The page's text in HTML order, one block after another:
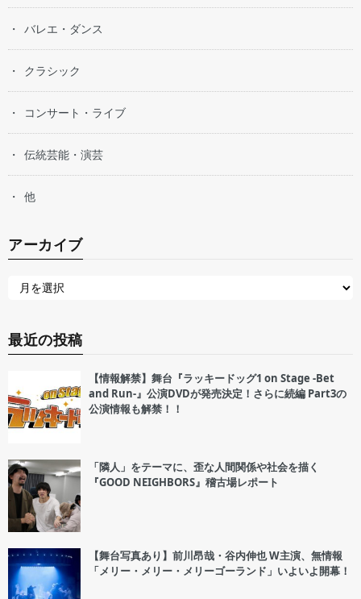
バレエ・ダンス
クラシック
コンサート・ライブ
伝統芸能・演芸
他
アーカイブ
最近の投稿
【情報解禁】舞台『ラッキードッグ1 on Stage -Bet
and Run-』公演DVDが発売決定！さらに続編 Part3の
公演情報も解禁！！
「隣人」をテーマに、歪な人間関係や社会を描く
『GOOD NEIGHBORS』稽古場レポート
【舞台写真あり】前川昂哉・谷内伸也 W主演、無情報
「メリー・メリー・メリーゴーランド」いよいよ開幕！